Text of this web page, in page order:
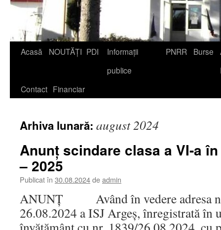
Acasă NOUTĂȚI PDI
Informații
publice
PNRR Burse
Contact Financiar
Arhiva lunară: august 2024
Anunț scindare clasa a VI-a
– 2025
Publicat în 30.08.2024deadmin
ANUNȚ Având în vedere adresa
26.08.2024 a ISJ Argeș, înregistrată în